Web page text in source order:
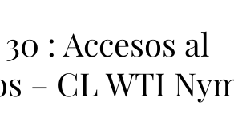
: Accesos al
– CL WTI